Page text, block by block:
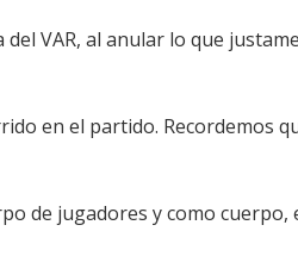
VAR, al anular lo que
en el partido. Recordemos
de jugadores y como